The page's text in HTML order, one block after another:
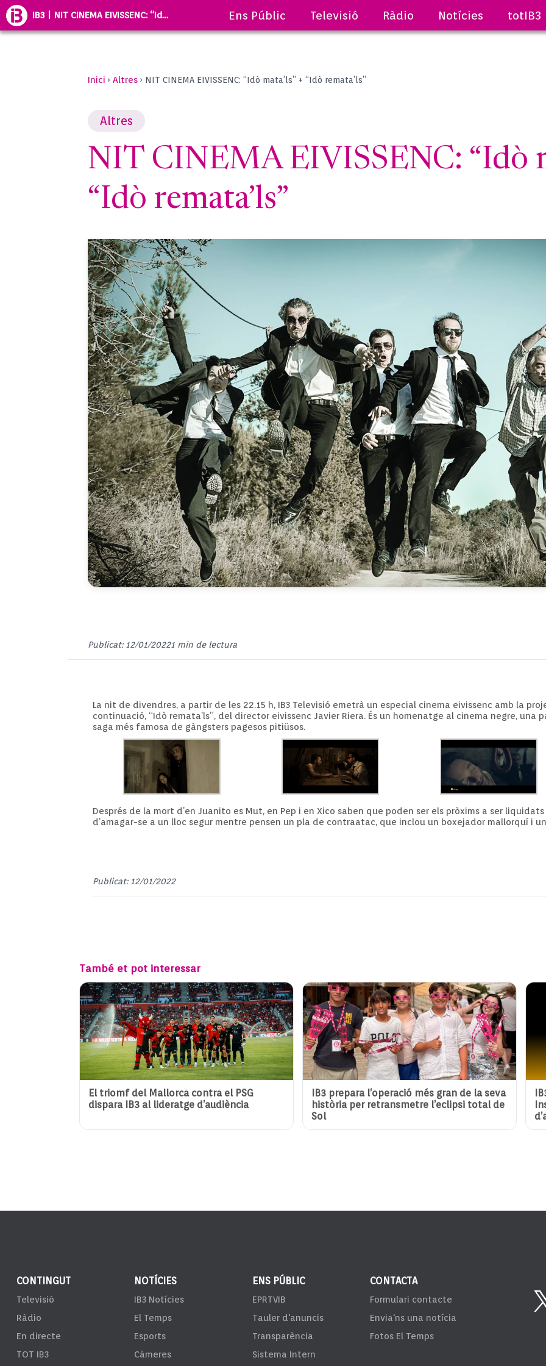
IB3 | NIT CINEMA EIVISSENC: “Id... Ens Públic Televisió Ràdio Notícies totIB3
Inici › Altres › NIT CINEMA EIVISSENC: “Idò mata’ls” + “Idò remata’ls”
Altres
NIT CINEMA EIVISSENC: “Idò
“Idò remata’ls”
Publicat: 12/01/20221 min de lectura
La nit de divendres, a partir de les 22.15 h, IB3 Televisió emetrà un especial cinema eivissenc amb la
continuació, “Idò remata’ls”, del director eivissenc Javier Riera. És un homenatge al cinema negre, una
saga més famosa de gàngsters pagesos pitiüsos.
Després de la mort d’en Juanito es Mut, en Pep i en Xico saben que poden ser els pròxims a ser liquidats
d’amagar-se a un lloc segur mentre pensen un pla de contraatac, que inclou un boxejador mallorquí i un
Publicat: 12/01/2022
També et pot interessar
El triomf del Mallorca contra el PSG
dispara IB3 al lideratge d’audiència
IB3 prepara l’operació més gran de la seva
història per retransmetre l’eclipsi total de
Sol
CONTINGUT
Televisió
Ràdio
En directe
TOT IB3
NOTÍCIES
IB3 Notícies
El Temps
Esports
Càmeres
ENS PÚBLIC
EPRTVIB
Tauler d'anuncis
Transparència
Sistema Intern
CONTACTA
Formulari contacte
Envia'ns una notícia
Fotos El Temps